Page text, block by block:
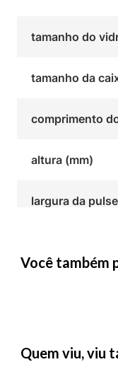
tamanho do
tamanho da
comprimento
altura (mm)
largura da
Você também
Quem viu, viu